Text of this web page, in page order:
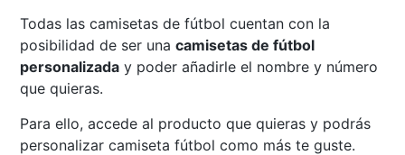
Todas las camisetas de fútbol cuentan con la
posibilidad de ser unacamisetas de fútbol
personalizada y poder añadirle el nombre y número
que quieras.
Para ello, accede al producto que quieras y podrás
personalizar camiseta fútbol como más te guste.